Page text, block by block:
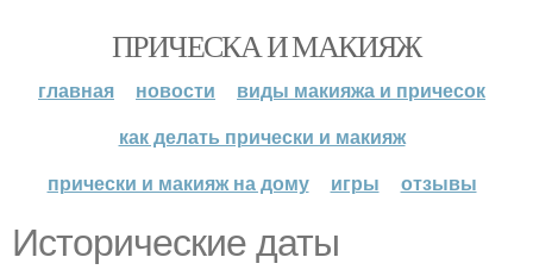
ПРИЧЕСКА И МАКИЯЖ
главная новости
виды макияжа и причесок
как делать прически и макияж
прически и макияж на дому
игры отзывы
Исторические даты